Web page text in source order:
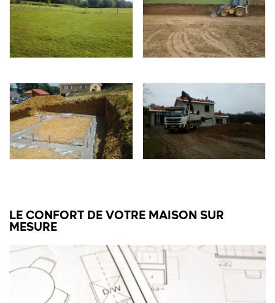
LE CONFORT DE VOTRE MAISON SUR
MESURE